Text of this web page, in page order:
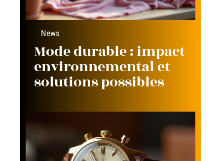
News
Mode durable : impact
environnemental et
solutions possibles